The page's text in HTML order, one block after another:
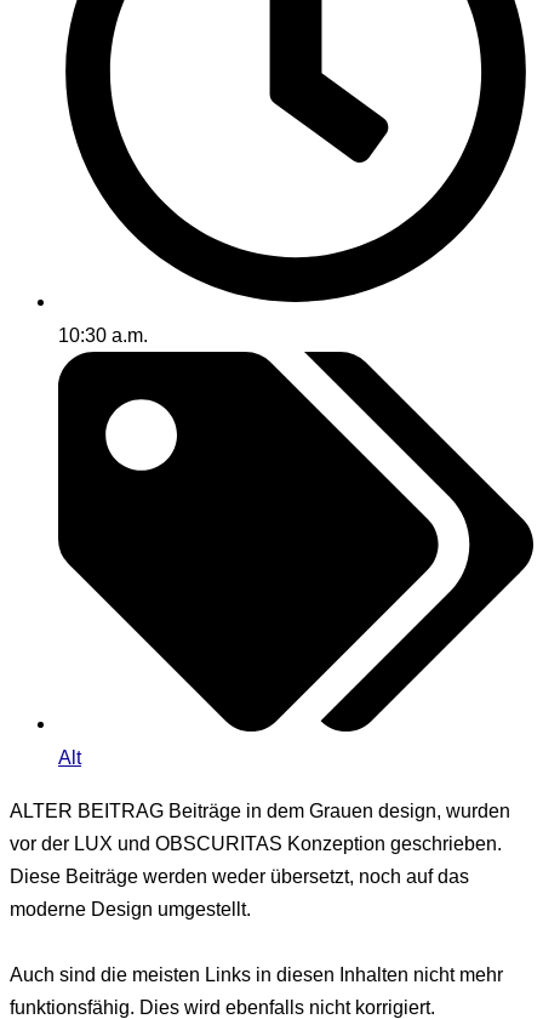
10:30 a.m.
Alt
ALTER BEITRAG Beiträge in dem Grauen design, wurden
vor der LUX und OBSCURITAS Konzeption geschrieben.
Diese Beiträge werden weder übersetzt, noch auf das
moderne Design umgestellt.
Auch sind die meisten Links in diesen Inhalten nicht mehr
funktionsfähig. Dies wird ebenfalls nicht korrigiert.